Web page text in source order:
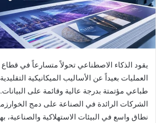
يقود الذكاء الاصطناعي تحولاً متسارعاً في قطاع
العمليات بعيداً عن الأساليب الميكانيكية
طباعي مؤتمتة بدرجة عالية وقائمة على
الشركات الرائدة في الصناعة على دمج
نطاق واسع في البيئات الاستهلاكية والصناعية،